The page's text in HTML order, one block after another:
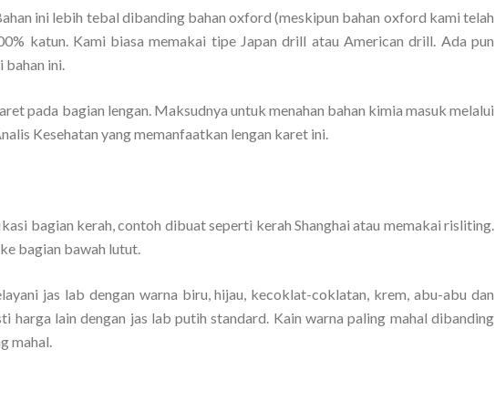
ini lebih tebal dibanding bahan oxford (meskipun bahan oxford kami telah
katun. Kami biasa memakai tipe Japan drill atau American drill. Ada pun
bahan ini.
pada bagian lengan. Maksudnya untuk menahan bahan kimia masuk melalui
Kesehatan yang memanfaatkan lengan karet ini.
bagian kerah, contoh dibuat seperti kerah Shanghai atau memakai risliting.
bagian bawah lutut.
jas lab dengan warna biru, hijau, kecoklat-coklatan, krem, abu-abu dan
harga lain dengan jas lab putih standard. Kain warna paling mahal dibanding
mahal.